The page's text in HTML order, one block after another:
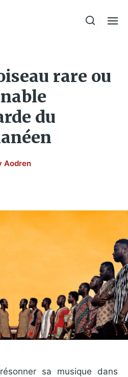
rare ou
du
Aodren
sa musique dans